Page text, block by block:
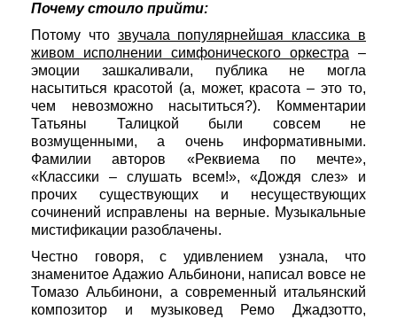
Почему стоило прийти:
Потому что звучала популярнейшая классика в
живом исполнении симфонического оркестра –
эмоции зашкаливали, публика не могла
насытиться красотой (а, может, красота – это то,
чем невозможно насытиться?). Комментарии
Татьяны Талицкой были совсем не
возмущенными, а очень информативными.
Фамилии авторов «Реквиема по мечте»,
«Классики – слушать всем!», «Дождя слез» и
прочих существующих и несуществующих
сочинений исправлены на верные. Музыкальные
мистификации разоблачены.
Честно говоря, с удивлением узнала, что
знаменитое Адажио Альбинони, написал вовсе не
Томазо Альбинони, а современный итальянский
композитор и музыковед Ремо Джадзотто,